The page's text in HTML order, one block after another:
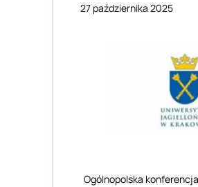
27 października 2025
Ogólnopolska